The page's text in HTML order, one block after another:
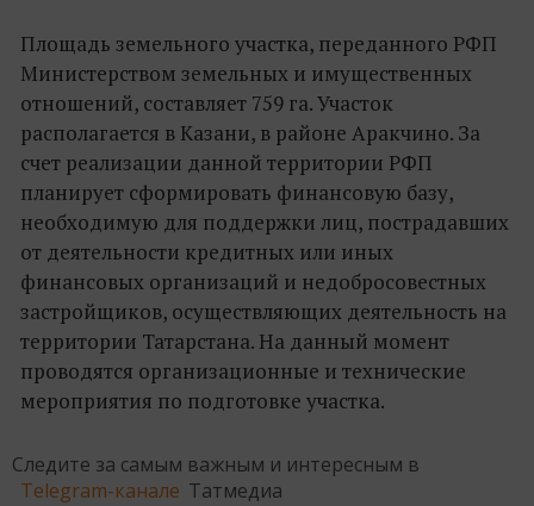
Площадь земельного участка, переданного РФП
Министерством земельных и имущественных
отношений, составляет 759 га. Участок
располагается в Казани, в районе Аракчино. За
счет реализации данной территории РФП
планирует сформировать финансовую базу,
необходимую для поддержки лиц, пострадавших
от деятельности кредитных или иных
финансовых организаций и недобросовестных
застройщиков, осуществляющих деятельность на
территории Татарстана. На данный момент
проводятся организационные и технические
мероприятия по подготовке участка.
Следите за самым важным и интересным в
Telegram-канале Татмедиа